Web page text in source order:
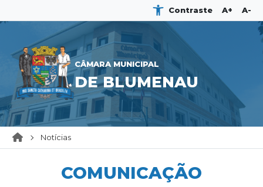
Contraste A+ A-
CÂMARA MUNICIPAL
DE BLUMENAU
Notícias
COMUNICAÇÃO